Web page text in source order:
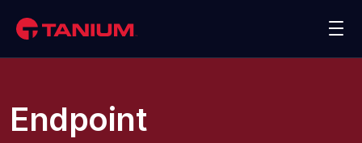
Lösungen
Kontakt
Endpoint